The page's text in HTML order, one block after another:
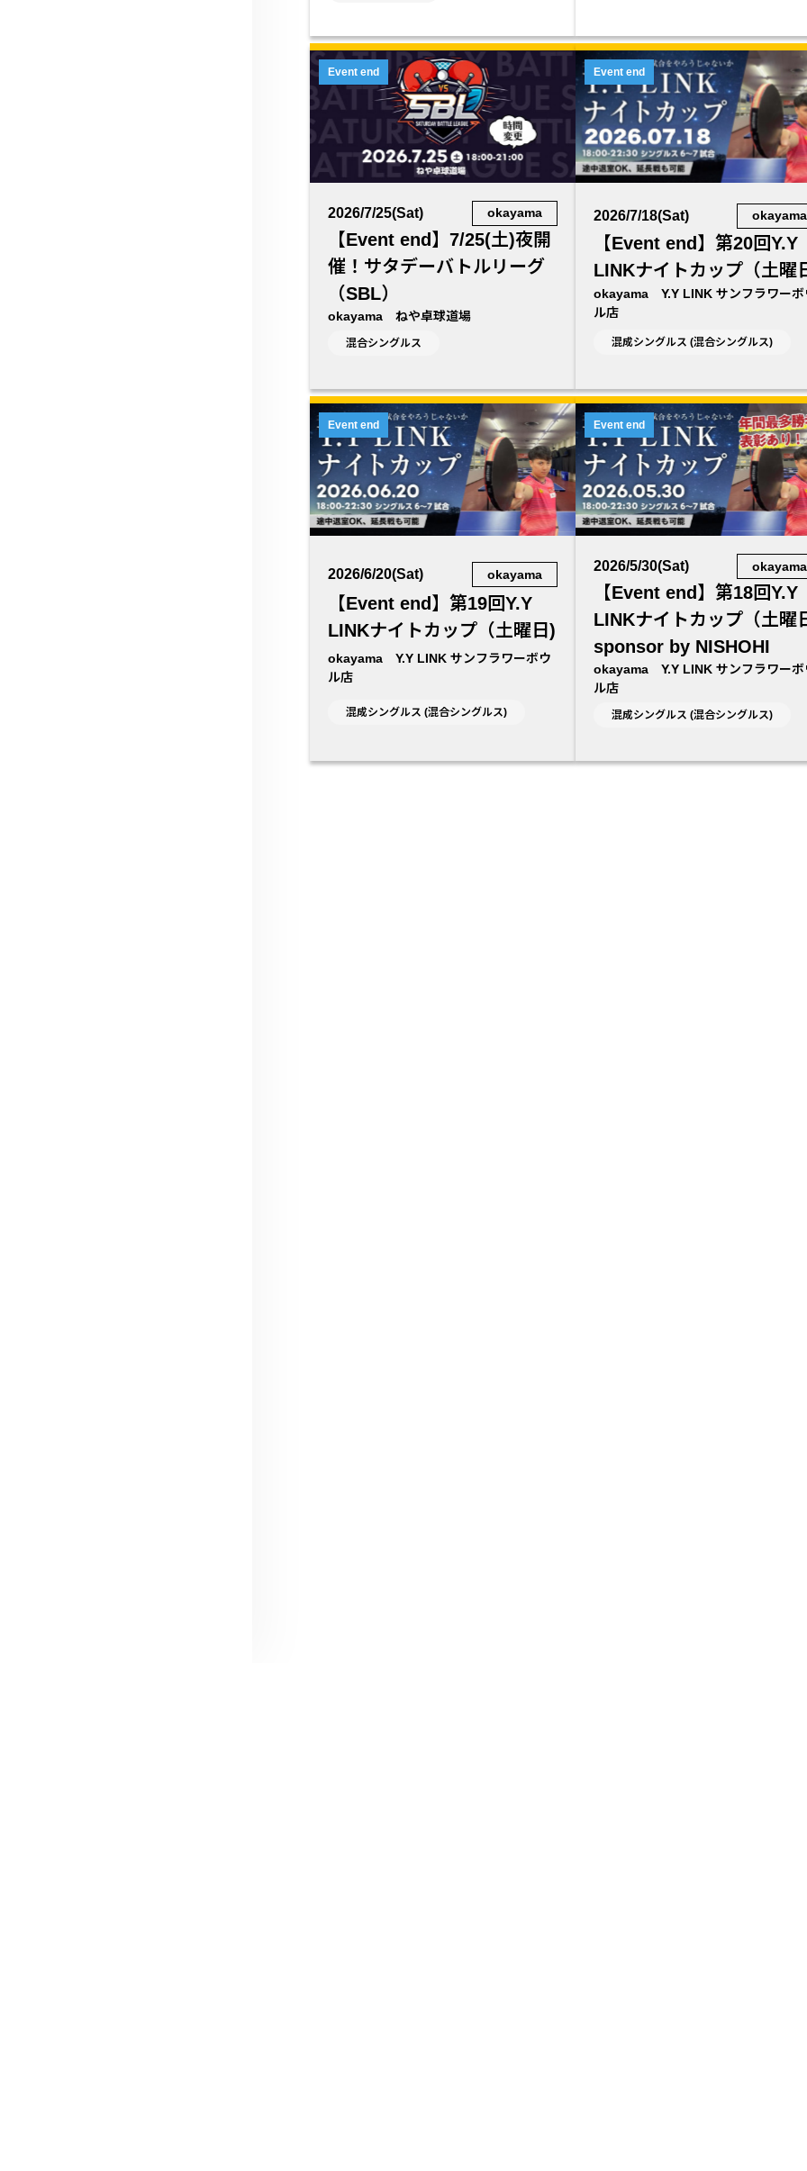
Event end
2026/7/25(Sat) okayama
【Event end】7/25(土)夜開
催！サタデーバトルリーグ
（SBL）
okayama ねや卓球道場
混合シングルス
Event end
2026/7/18(Sat) okayama
【Event end】第20回Y.Y
LINKナイトカップ（土曜
okayama Y.Y LINK サンフラワーボ
ル店
混成シングルス (混合シングルス)
Event end
2026/6/20(Sat) okayama
【Event end】第19回Y.Y
LINKナイトカップ（土曜日)
okayama Y.Y LINK サンフラワーボウ
ル店
混成シングルス (混合シングルス)
Event end
2026/5/30(Sat) okayama
【Event end】第18回Y.Y
LINKナイトカップ（土曜
sponsor by NISHOHI
okayama Y.Y LINK サンフラワーボ
ル店
混成シングルス (混合シングルス)